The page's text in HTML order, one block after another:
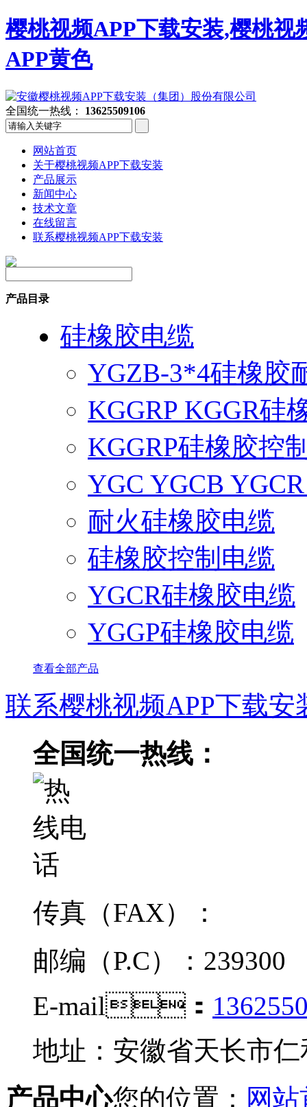
樱桃视频APP下载安装,樱桃
APP黄色
全国统一热线： 13625509106
网站首页
关于樱桃视频APP下载安装
产品展示
新闻中心
技术文章
在线留言
联系樱桃视频APP下载安装
产品目录
硅橡胶电缆
YGZB-3*4硅橡胶
KGGRP KGGR硅
KGGRP硅橡胶控
YGC YGCB
耐火硅橡胶电缆
硅橡胶控制电缆
YGCR硅橡胶电缆
YGGP硅橡胶电缆
查看全部产品
联系樱桃视频APP下载安
全国统一热线：
传真（FAX）：
邮编（P.C）：239300
E-mail：
地址：安徽省天长市
产品中心您的位置： 网